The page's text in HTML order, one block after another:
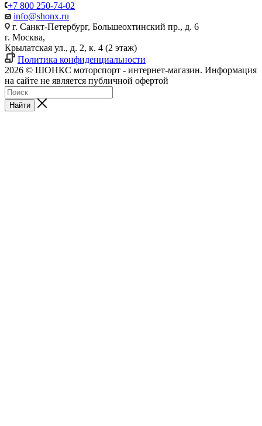
+7 800 250-74-02
info@shonx.ru
г. Санкт-Петербург, Большеохтинский пр., д. 6
г. Москва,
Крылатская ул., д. 2, к. 4 (2 этаж)
Политика конфиденциальности
2026 © ШОНКС моторспорт - интернет-магазин. Информация
на сайте не является публичной офертой
Найти